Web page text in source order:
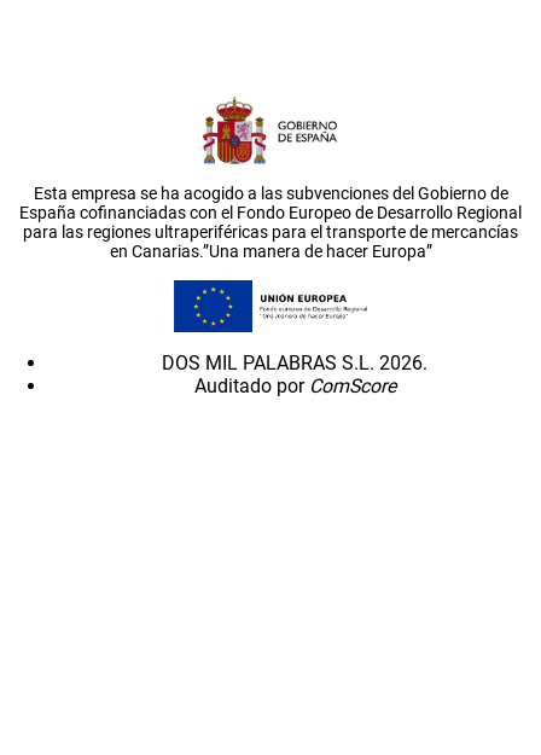
Esta empresa se ha acogido a las subvenciones del Gobierno de
España cofinanciadas con el Fondo Europeo de Desarrollo Regional
para las regiones ultraperiféricas para el transporte de mercancías
en Canarias.”Una manera de hacer Europa”
DOS MIL PALABRAS S.L. 2026.
Auditado por ComScore